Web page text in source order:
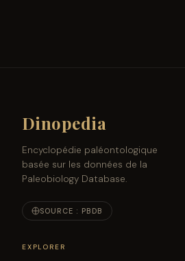
Dinopedia
Encyclopédie paléontologique
basée sur les données de la
Paleobiology Database.
SOURCE : PBDB
EXPLORER